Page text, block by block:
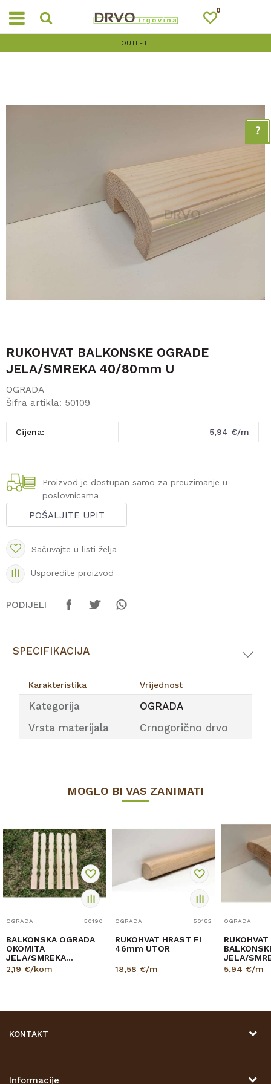
0
OUTLET
RUKOHVAT BALKONSKE OGRADE
JELA/SMREKA 40/80mm U
OGRADA
Šifra artikla: 50109
Cijena: 5,94 €/m
Proizvod je dostupan samo za preuzimanje u
poslovnicama
POŠALJITE UPIT
Sačuvajte u listi želja
Usporedite proizvod
PODIJELI
SPECIFIKACIJA
Karakteristika Vrijednost
Kategorija
OGRADA
Vrsta materijala
Crnogorično drvo
MOGLO BI VAS ZANIMATI
OGRADA 50190
BALKONSKA OGRADA
OKOMITA
JELA/SMREKA
18/90/950mm B/C
JEDNOTRBUŠNA
2,19 €/kom
OGRADA 50182
RUKOHVAT HRAST FI
46mm UTOR
18,58 €/m
OGRADA
RUKOHVAT
JELA/
40/80mm
5,94 €/m
KONTAKT
47000 Karlovac
Informacije